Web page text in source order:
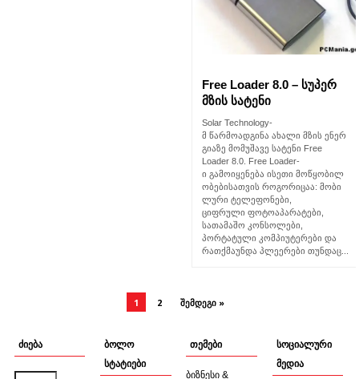
Free Loader 8.0 – სუპერ
მზის სატენი
Solar Technology-
მ წარმოადგინა ახალი მზის ენერ
გიაზე მომუშავე სატენი Free
Loader 8.0. Free Loader-
ი გამოიყენება ისეთი მოწყობილ
ობებისათვის როგორიცაა: მობი
ლური ტელეფონები,
ციფრული ფოტოაპარატები,
სათამაშო კონსოლები,
პორტატული კომპიუტერები და
რათქმაუნდა პლეერები თუნდაც...
1 2 ᲨᲔᲛᲓᲔᲒᲘ »
ძიება
ბოლო
სტატიები
თემები
ბიზნესი &
სოციალური
მედია